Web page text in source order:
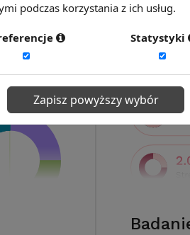
podczas korzystania z ich usług.
Statystyki
Zapisz powyższy wybór